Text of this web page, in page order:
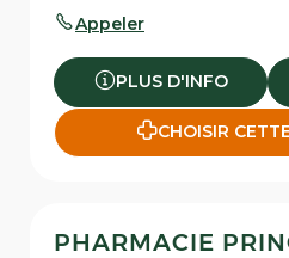
Appeler
PLUS D'INFO
CHOISIR
PHARMACIE